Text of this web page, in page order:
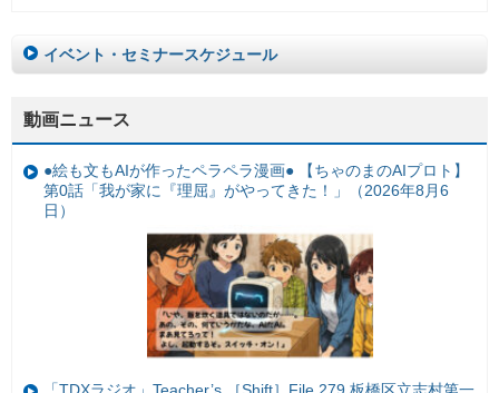
イベント・セミナースケジュール
動画ニュース
●絵も文もAIが作ったペラペラ漫画● 【ちゃのまのAIプロト】
第0話「我が家に『理屈』がやってきた！」（2026年8月6
日）